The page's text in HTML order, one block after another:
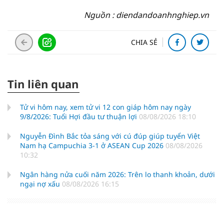
Nguồn : diendandoanhnghiep.vn
CHIA SẺ
Tin liên quan
Tử vi hôm nay, xem tử vi 12 con giáp hôm nay ngày
9/8/2026: Tuổi Hợi đầu tư thuận lợi 08/08/2026 18:10
Nguyễn Đình Bắc tỏa sáng với cú đúp giúp tuyển Việt
Nam hạ Campuchia 3-1 ở ASEAN Cup 2026 08/08/2026
10:32
Ngân hàng nửa cuối năm 2026: Trên lo thanh khoản, dưới
ngại nợ xấu 08/08/2026 16:15